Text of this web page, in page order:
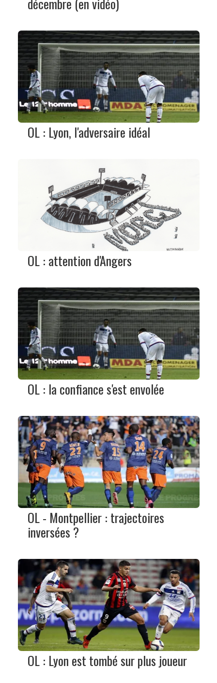
OL : Lyon, l'adversaire idéal
OL : attention d'Angers
OL : la confiance s'est envolée
OL - Montpellier : trajectoires
inversées ?
OL : Lyon est tombé sur plus joueur